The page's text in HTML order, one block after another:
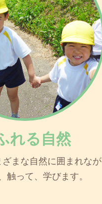
れる自然
まな自然に囲まれなが
触って、学びます。